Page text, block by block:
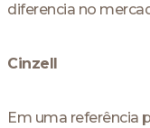
diferencia no
Cinzell
Em uma referência